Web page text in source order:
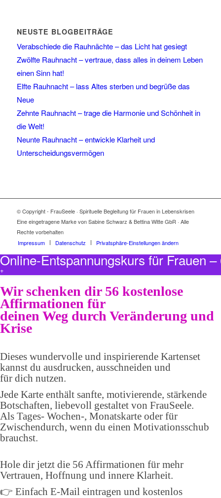
NEUSTE BLOGBEITRÄGE
Verabschiede die Rauhnächte – das Licht hat gesiegt
Zwölfte Rauhnacht – vertraue, dass alles in deinem Leben
einen Sinn hat!
Elfte Rauhnacht – lass Altes sterben und begrüße das
Neue
Zehnte Rauhnacht – trage die Harmonie und Schönheit in
die Welt!
Neunte Rauhnacht – entwickle Klarheit und
Unterscheidungsvermögen
© Copyright - FrauSeele · Spirituelle Begleitung für Frauen in Lebenskrisen
Eine eingetragene Marke von Sabine Schwarz & Bettina Witte GbR · Alle
Rechte vorbehalten
Impressum
Datenschutz Privatsphäre-Einstellungen ändern
Online-Entspannungskurs für Frauen
+
Wir schenken dir 56 kostenlose
Affirmationen für
deinen Weg durch Veränderung und
Krise
Dieses wundervolle und inspirierende Kartenset
kannst du ausdrucken, ausschneiden und
für dich nutzen.
Jede Karte enthält sanfte, motivierende, stärkende
Botschaften, liebevoll gestaltet von FrauSeele.
Als Tages- Wochen-, Monatskarte oder für
Zwischendurch, wenn du einen Motivationsschub
brauchst.
Hole dir jetzt die 56 Affirmationen für mehr
Vertrauen, Hoffnung und innere Klarheit.
👉 Einfach E-Mail eintragen und kostenlos